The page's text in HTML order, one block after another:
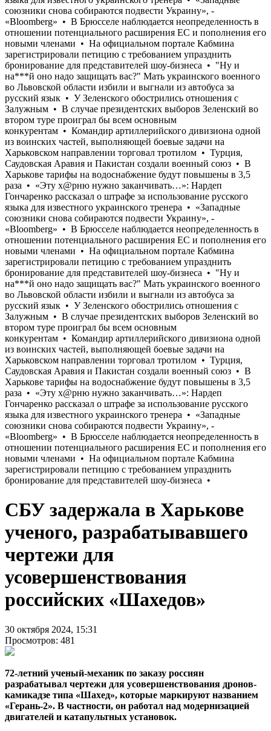
СБУ задержала в Харькове
ученого, разрабатывавшего
чертежи для
усовершенствования
российских «Шахедов»
30 октября 2024, 15:31
Просмотров: 481
72-летний ученый-механик по заказу россиян
разрабатывал чертежи для усовершенствования дронов-
камикадзе типа «Шахед», которые маркируют названием
«Герань-2». В частности, он работал над модернизацией
двигателей и катапультных установок.